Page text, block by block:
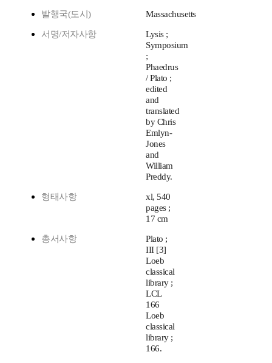
발행국(도시) Massachusetts
서명/저자사항
Lysis ;
Symposium
;
Phaedrus
/ Plato ;
edited
and
translated
by Chris
Emlyn-
Jones
and
William
Preddy.
형태사항
xl, 540
pages ;
17 cm
총서사항
Plato ;
III [3]
Loeb
classical
library ;
LCL
166
Loeb
classical
library ;
166.